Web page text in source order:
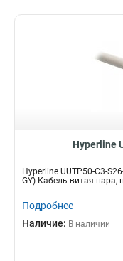
Hyperline
Hyperline UUTP50-C3-
GY) Кабель витая пара,
Подробнее
Наличие: В наличии